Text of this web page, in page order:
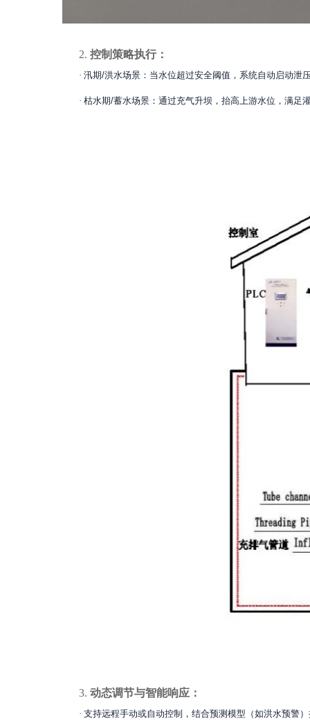
2. 控制策略执行：
· 汛期/洪水场景：当水位超过安全阈值，系统自动启动泄
· 枯水期/蓄水场景：通过充气升坝，抬高上游水位，满足
3. 动态调节与智能响应：
· 支持远程手动或自动控制，结合预测模型（如洪水预警